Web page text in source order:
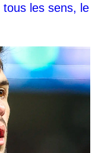
les sens, le